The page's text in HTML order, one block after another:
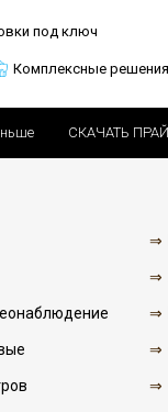
под ключ
Комплексные
СКАЧАТЬ